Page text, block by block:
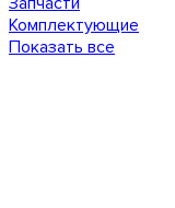
Комплектующие
Показать все